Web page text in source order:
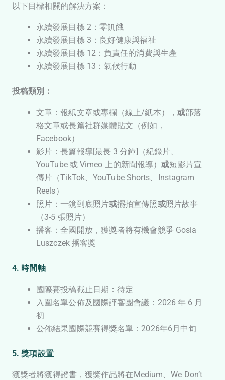
以下目標相關的解決方案：
永續發展目標 2：零飢餓
永續發展目標 3：良好健康與福祉
永續發展目標 12：負責任的消費與生產
永續發展目標 13：氣候行動
投稿類別：
文章：報紙文章或專欄（線上/紙本）， 或部落
格文章或長篇社群媒體貼文（例如，
Facebook）
影片：長篇報導[最長 3 分鐘]（紀錄片、
YouTube 或 Vimeo 上的新聞報導）或短影片宣
傳片（TikTok、YouTube Shorts、Instagram
Reels）
照片：一鏡到底照片或擺拍宣傳照或照片故事
（3-5 張照片）
播客：全國開放，獲獎者將有機會競爭 Gosia
Luszczek 播客獎
4. 時間軸
國際賽投稿截止日期：待定
入圍名單公佈及國際評審團會議：2026 年 6 月
初
公佈結果國際競賽得獎名單：2026年6月中旬
5. 獎項設置
獲獎者將獲得證書，獲獎作品將在Medium、We Don’t